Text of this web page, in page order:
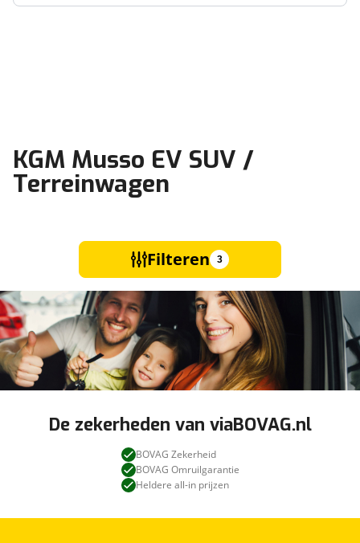
KGM Musso EV SUV /
Terreinwagen
Filteren 3
De zekerheden van viaBOVAG.nl
BOVAG Zekerheid
BOVAG Omruilgarantie
Heldere all-in prijzen